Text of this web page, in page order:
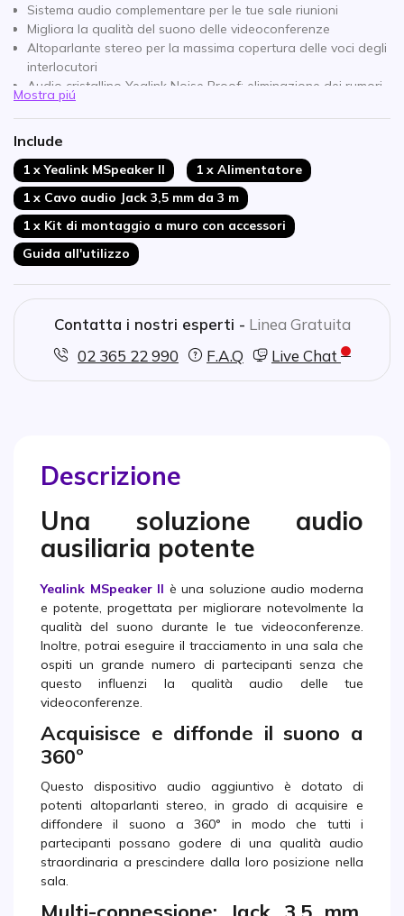
Sistema audio complementare per le tue sale riunioni
Migliora la qualità del suono delle videoconferenze
Altoparlante stereo per la massima copertura delle voci degli
interlocutori
Audio cristallino Yealink Noise Proof: eliminazione dei rumori
Supporta ingresso AUX con Jack 3,5 mm per altri dispositivi
Yealink
Installazione semplice e rapida: via PoE o Bluetooth
Mostra piú
Include
1 x Yealink MSpeaker II
1 x Alimentatore
1 x Cavo audio Jack 3,5 mm da 3 m
1 x Kit di montaggio a muro con accessori
Guida all'utilizzo
Contatta i nostri esperti - Linea Gratuita
02 365 22 990
F.A.Q Live Chat
Descrizione
Una soluzione audio
ausiliaria potente
Yealink MSpeaker II è una soluzione audio moderna
e potente, progettata per migliorare notevolmente la
qualità del suono durante le tue videoconferenze.
Inoltre, potrai eseguire il tracciamento in una sala che
ospiti un grande numero di partecipanti senza che
questo influenzi la qualità audio delle tue
videoconferenze.
Acquisisce e diffonde il suono a
360º
Questo dispositivo audio aggiuntivo è dotato di
potenti altoparlanti stereo, in grado di acquisire e
diffondere il suono a 360° in modo che tutti i
partecipanti possano godere di una qualità audio
straordinaria a prescindere dalla loro posizione nella
sala.